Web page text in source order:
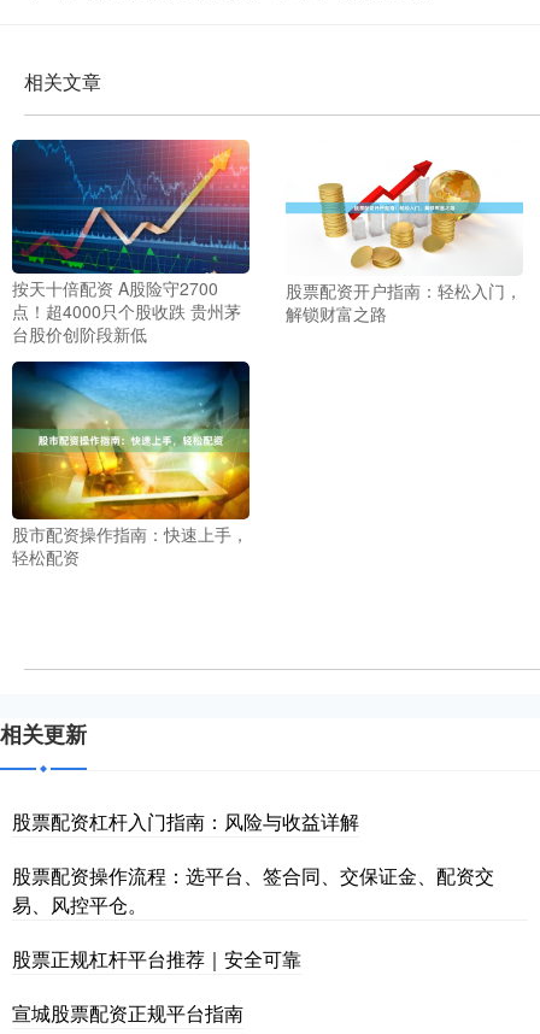
相关文章
按天十倍配资 A股险守2700
点！超4000只个股收跌 贵州茅
台股价创阶段新低
股票配资开户指南：轻松入门，
解锁财富之路
股市配资操作指南：快速上手，
轻松配资
相关更新
股票配资杠杆入门指南：风险与收益详解
股票配资操作流程：选平台、签合同、交保证金、配资交
易、风控平仓。
股票正规杠杆平台推荐｜安全可靠
宣城股票配资正规平台指南